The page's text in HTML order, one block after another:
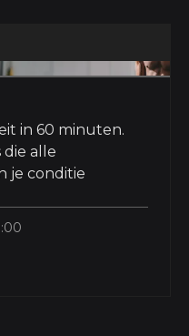
in 60 minuten.
alle
je conditie